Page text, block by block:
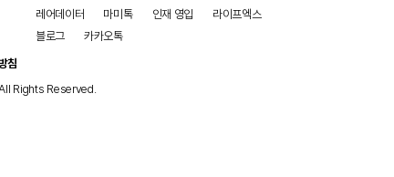
레어데이터 마미톡 인재 영입
라이프엑스
블로그
카카오톡
침
Rights Reserved.